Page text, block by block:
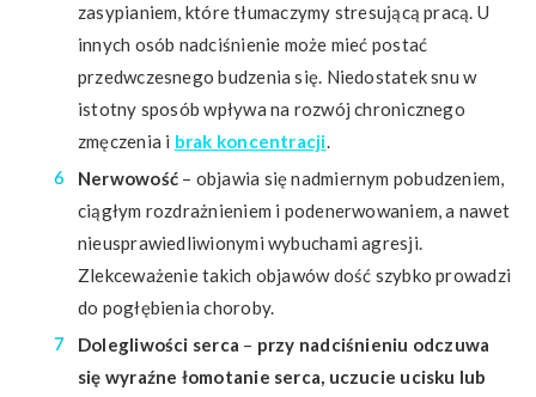
zasypianiem, które tłumaczymy stresującą pracą. U
innych osób nadciśnienie może mieć postać
przedwczesnego budzenia się. Niedostatek snu w
istotny sposób wpływa na rozwój chronicznego
zmęczenia i brak koncentracji.
Nerwowość – objawia się nadmiernym pobudzeniem,
ciągłym rozdrażnieniem i podenerwowaniem, a nawet
nieusprawiedliwionymi wybuchami agresji.
Zlekceważenie takich objawów dość szybko prowadzi
do pogłębienia choroby.
Dolegliwości serca – przy nadciśnieniu odczuwa
się wyraźne łomotanie serca, uczucie ucisku lub